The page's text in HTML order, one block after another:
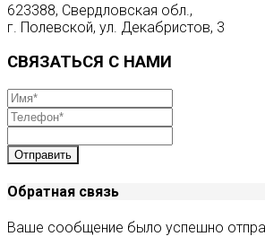
623388, Свердловская обл.,
г. Полевской, ул. Декабристов, 3
СВЯЗАТЬСЯ С НАМИ
Отправить
Обратная связь
Ваше сообщение было успешно